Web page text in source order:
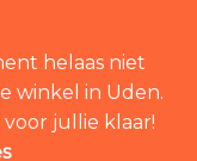
helaas niet
winkel in Uden.
jullie klaar!